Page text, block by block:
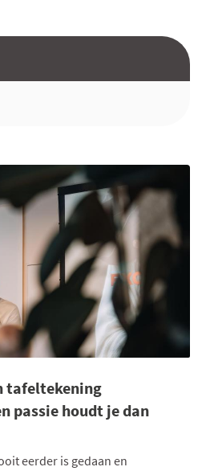
tafeltekening
passie houdt je dan
eerder is gedaan en